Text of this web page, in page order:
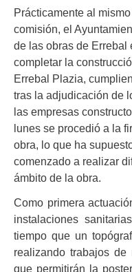
Prácticamente al
comisión, el
de las obras de Errebal
completar la
Errebal Plazia,
tras la adjudicación de
las empresas
lunes se procedió a la
obra, lo que ha
comenzado a realizar
ámbito de la obra.
Como primera
instalaciones
tiempo que un
realizando trabajos
que permitirán la